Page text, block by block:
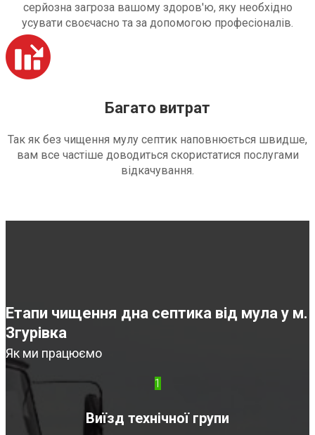
серйозна загроза вашому здоров'ю, яку необхідно
усувати своєчасно та за допомогою професіоналів.
Багато витрат
Так як без чищення мулу септик наповнюється швидше,
вам все частіше доводиться скористатися послугами
відкачування.
Етапи чищення дна септика від мула у м.
Згурівка
Як ми працюємо
1
Виїзд технічної групи